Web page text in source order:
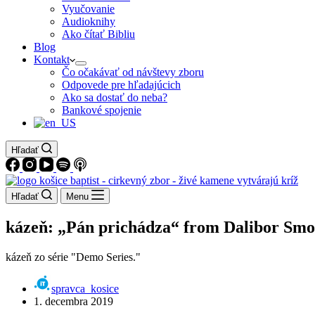
Vyučovanie
Audioknihy
Ako čítať Bibliu
Blog
Kontakt
Čo očakávať od návštevy zboru
Odpovede pre hľadajúcich
Ako sa dostať do neba?
Bankové spojenie
Hľadať
Hľadať Menu
kázeň: „Pán prichádza“ from Dalibor
kázeň zo série "Demo Series."
spravca_kosice
1. decembra 2019